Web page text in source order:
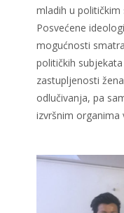
mladih u političkim
Posvećene
mogućnosti
političkih
zastupljenosti
odlučivanja, pa
izvršnim organima